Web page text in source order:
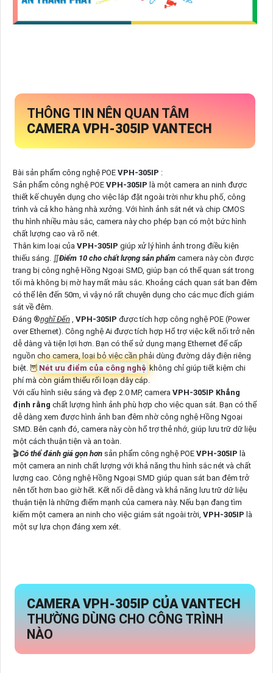
THÔNG TIN NÊN QUAN TÂM
CAMERAVPH-305IP VANTECH
Bài sản phẩm công nghệ POE VPH-305IP :
Sản phẩm công nghệ POE VPH-305IP là một camera an ninh được
thiết kế chuyên dụng cho việc lắp đặt ngoài trời như khu phố, công
trình và cả kho hàng nhà xưởng. Với hình ảnh sắt nét và chip CMOS
thu hình nhiều màu sắc, camera này cho phép bạn có một bức hình
chất lượng cao và rõ nét.
Thân kim loại của VPH-305IP giúp xử lý hình ảnh trong điều kiện
thiếu sáng. ∬Điểm 10 cho chất lượng sản phẩm camera này còn được
trang bị công nghệ Hồng Ngoại SMD, giúp bạn có thể quan sát trong
tối mà không bị mờ hay mất màu sắc. Khoảng cách quan sát ban đêm
có thể lên đến 50m, vì vậy nó rất chuyên dụng cho các mục đích giám
sát về đêm.
Đáng ®️nghĩ Đến, VPH-305IP được tích hợp công nghệ POE (Power
over Ethernet). Công nghệ Ai được tích hợp Hổ trợ việc kết nối trở nên
dễ dàng và tiện lợi hơn. Bạn có thể sử dụng mạng Ethernet để cấp
nguồn cho camera, loại bỏ việc cần phải dùng đường dây điện riêng
biệt. 🦉 Nét ưu điểm của công nghệ không chỉ giúp tiết kiệm chi
phí mà còn giảm thiểu rối loạn dây cáp.
Với cấu hình siêu sáng và đẹp 2.0 MP, camera VPH-305IP Khẳng
định rằng chất lượng hình ảnh phù hợp cho việc quan sát. Bạn có thể
dễ dàng xem được hình ảnh ban đêm nhờ công nghệ Hồng Ngoại
SMD. Bên cạnh đó, camera này còn hổ trợ thẻ nhớ, giúp lưu trữ dữ liệu
một cách thuận tiện và an toàn.
🎬Có thể đánh giá gọn hơn sản phẩm công nghệ POE VPH-305IP là
một camera an ninh chất lượng với khả năng thu hình sắc nét và chất
lượng cao. Công nghệ Hồng Ngoại SMD giúp quan sát ban đêm trở
nên tốt hơn bao giờ hết. Kết nối dễ dàng và khả năng lưu trữ dữ liệu
thuận tiện là những điểm mạnh của camera này. Nếu bạn đang tìm
kiếm một camera an ninh cho việc giám sát ngoài trời, VPH-305IP là
một sự lựa chọn đáng xem xét.
CAMERA VPH-305IP CỦA VANTECH
THƯỜNG DÙNG CHO CÔNG TRÌNH
NÀO